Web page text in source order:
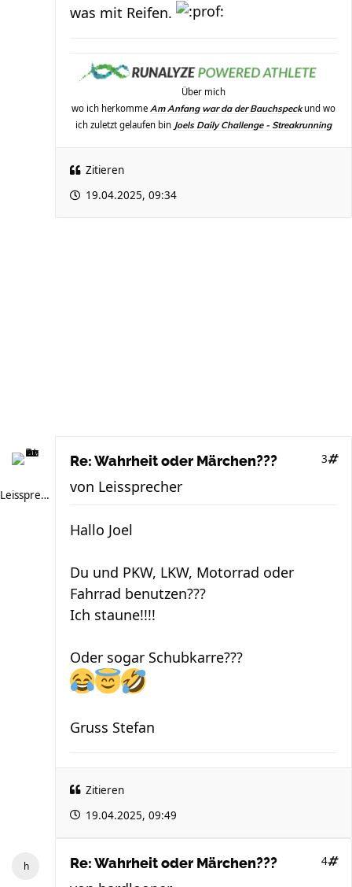
was mit Reifen.
Über mich
wo ich herkomme Am Anfang war da der Bauchspeckund wo
ich zuletzt gelaufen bin Joels Daily Challenge - Streakrunning
Zitieren
19.04.2025, 09:34
Leissprecher
Re: Wahrheit oder Märchen??? 3
von Leissprecher
Hallo Joel
Du und PKW, LKW, Motorrad oder
Fahrrad benutzen???
Ich staune!!!!
Oder sogar Schubkarre???
Gruss Stefan
Zitieren
19.04.2025, 09:49
Re: Wahrheit oder Märchen??? 4